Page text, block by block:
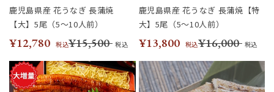
鹿児島県産 花うなぎ 長蒲焼
【大】5尾（5～10人前）
¥12,780 税込¥15,500 税込
鹿児島県産 花うなぎ 長蒲焼【特
大】5尾（5～10人前）
¥13,800 税込¥16,000 税込